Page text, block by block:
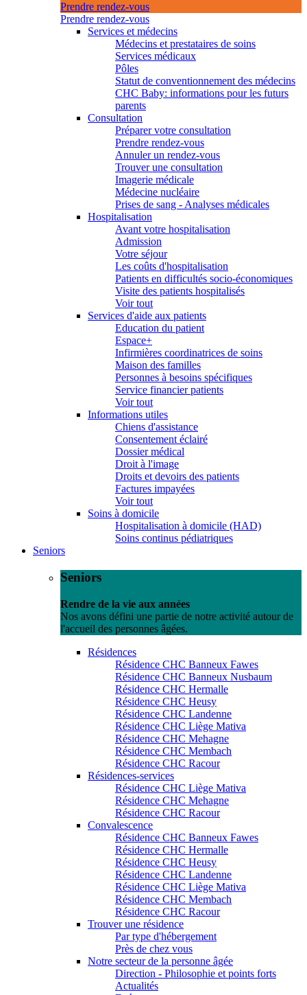
Prendre rendez-vous
Prendre rendez-vous
Services et médecins
Médecins et prestataires de soins
Services médicaux
Pôles
Statut de conventionnement des médecins
CHC Baby: informations pour les futurs
parents
Consultation
Préparer votre consultation
Prendre rendez-vous
Annuler un rendez-vous
Trouver une consultation
Imagerie médicale
Médecine nucléaire
Prises de sang - Analyses médicales
Hospitalisation
Avant votre hospitalisation
Admission
Votre séjour
Les coûts d'hospitalisation
Patients en difficultés socio-économiques
Visite des patients hospitalisés
Voir tout
Services d'aide aux patients
Education du patient
Espace+
Infirmières coordinatrices de soins
Maison des familles
Personnes à besoins spécifiques
Service financier patients
Voir tout
Informations utiles
Chiens d'assistance
Consentement éclairé
Dossier médical
Droit à l'image
Droits et devoirs des patients
Factures impayées
Voir tout
Soins à domicile
Hospitalisation à domicile (HAD)
Soins continus pédiatriques
Seniors
Seniors
Rendre de la vie aux années
Nos avons défini une partie de notre activité autour de
l'accueil des personnes âgées.
Résidences
Résidence CHC Banneux Fawes
Résidence CHC Banneux Nusbaum
Résidence CHC Hermalle
Résidence CHC Heusy
Résidence CHC Landenne
Résidence CHC Liège Mativa
Résidence CHC Mehagne
Résidence CHC Membach
Résidence CHC Racour
Résidences-services
Résidence CHC Liège Mativa
Résidence CHC Mehagne
Résidence CHC Racour
Convalescence
Résidence CHC Banneux Fawes
Résidence CHC Hermalle
Résidence CHC Heusy
Résidence CHC Landenne
Résidence CHC Liège Mativa
Résidence CHC Membach
Résidence CHC Racour
Trouver une résidence
Par type d'hébergement
Près de chez vous
Notre secteur de la personne âgée
Direction - Philosophie et points forts
Actualités